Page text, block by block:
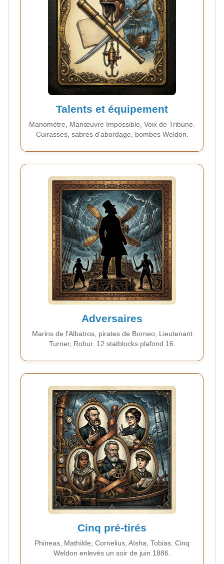
Talents et équipement
Manomètre, Manœuvre Impossible, Voix de Tribune.
Cuirasses, sabres d'abordage, bombes Weldon.
Adversaires
Marins de l'Albatros, pirates de Borneo, Lieutenant
Turner, Robur. 12 statblocks plafond 16.
Cinq pré-tirés
Phineas, Mathilde, Cornelius, Aïsha, Tobias. Cinq
Weldon enlevés un soir de juin 1886.